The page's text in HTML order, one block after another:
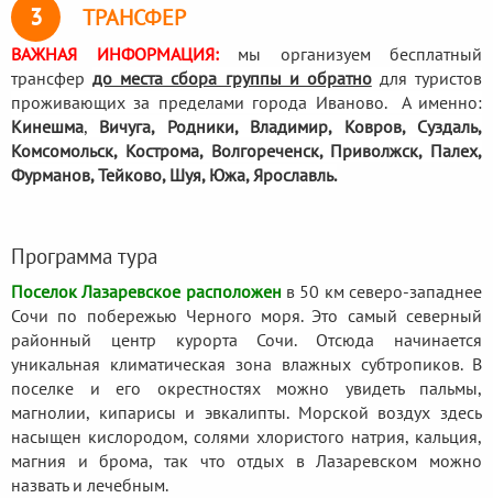
3 ТРАНСФЕР
ВАЖНАЯ ИНФОРМАЦИЯ:мы организуем бесплатный
трансфердо места сбора группы и обратнодля туристов
проживающих за пределами города Иваново. А именно:
Кинешма, Вичуга, Родники, Владимир, Ковров, Суздаль,
Комсомольск, Кострома, Волгореченск, Приволжск, Палех,
Фурманов, Тейково, Шуя, Южа, Ярославль.
Программа тура
Поселок Лазаревское расположен в 50 км северо-западнее
Сочи по побережью Черного моря. Это самый северный
районный центр курорта Сочи. Отсюда начинается
уникальная климатическая зона влажных субтропиков. В
поселке и его окрестностях можно увидеть пальмы,
магнолии, кипарисы и эвкалипты. Морской воздух здесь
насыщен кислородом, солями хлористого натрия, кальция,
магния и брома, так что отдых в Лазаревском можно
назвать и лечебным.